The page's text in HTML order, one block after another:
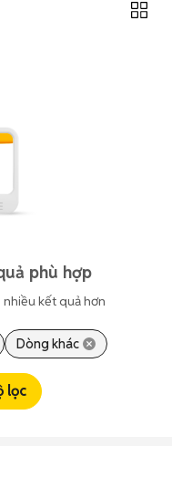
phù hợp
kết quả hơn
Dòng khác
lọc